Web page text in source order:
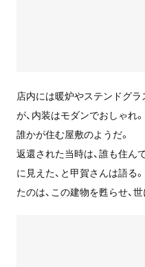
店内には暖炉やステンドグ
が、内装はモダンでおしゃれ
誰かが住む屋敷のようだ。
返還された当時は、誰も住ん
に見えた、と甲賀さんは語る
たのは、この建物を甦らせ、